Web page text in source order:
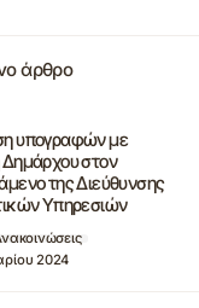
άρθρο
υπογραφών με
Δημάρχου στον
της Διεύθυνσης
Υπηρεσιών
2024